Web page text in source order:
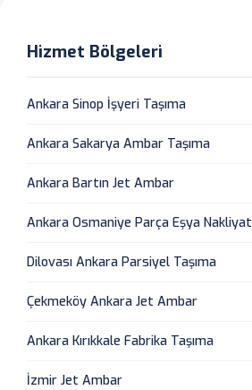
Hizmet Bölgeleri
Ankara Sinop İşyeri Taşıma
Ankara Sakarya Ambar Taşıma
Ankara Bartın Jet Ambar
Ankara Osmaniye Parça Eşya Nakliyat
Dilovası Ankara Parsiyel Taşıma
Çekmeköy Ankara Jet Ambar
Ankara Kırıkkale Fabrika Taşıma
İzmir Jet Ambar